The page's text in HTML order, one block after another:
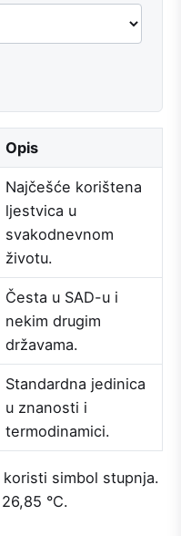
Opis
Najčešće korištena
ljestvica u
svakodnevnom
životu.
Česta u SAD-u i
nekim drugim
državama.
Standardna jedinica
u znanosti i
termodinamici.
koristi simbol stupnja.
°C.